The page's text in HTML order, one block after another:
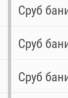
Сруб
Сруб
Сруб